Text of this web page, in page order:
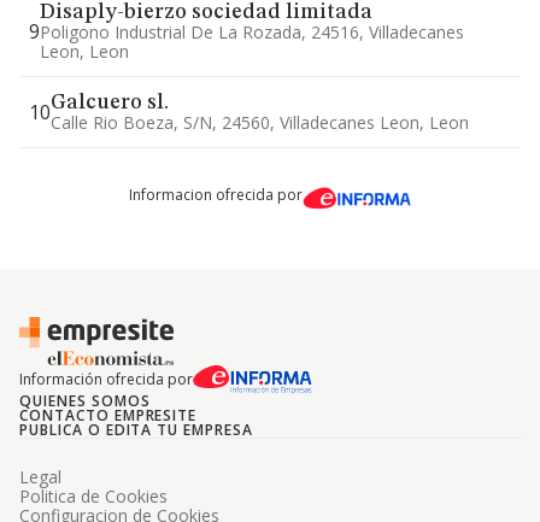
9
Disaply-bierzo sociedad limitada
Poligono Industrial De La Rozada, 24516, Villadecanes
Leon, Leon
10Galcuero sl.
Calle Rio Boeza, S/n, 24560, Villadecanes Leon, Leon
Informacion ofrecida por
Información ofrecida por
QUIENES SOMOS
CONTACTO EMPRESITE
PUBLICA O EDITA TU EMPRESA
Legal
Politica de Cookies
Configuracion de Cookies